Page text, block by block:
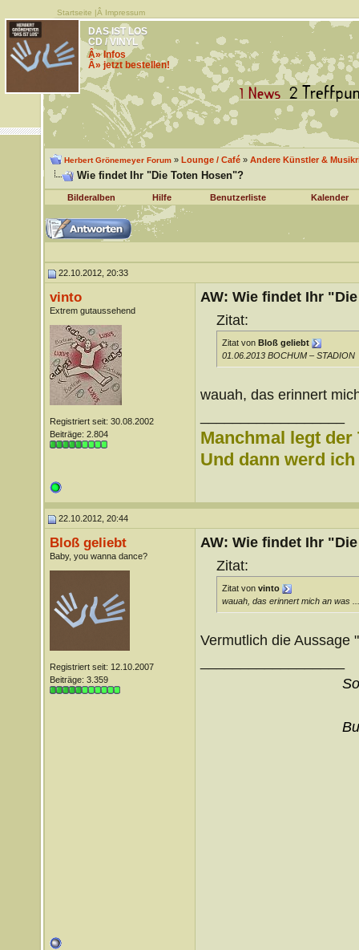
Startseite |Â Impressum
DAS IST LOS
CD / VINYL
Â» Infos
Â» jetzt bestellen!
Herbert Grönemeyer Forum» Lounge / Café» Andere Künstler &
Wie findet Ihr "Die Toten Hosen"?
Bilderalben Hilfe Benutzerliste Kalender
22.10.2012, 20:33
vinto
Extrem gutaussehend
Registriert seit: 30.08.2002
Beiträge: 2.804
AW: Wie findet Ihr
Zitat:
Zitat von Bloß geliebt
01.06.2013 BOCHUM – STADION
wauah, das erinnert
Manchmal legt
Und dann werd
22.10.2012, 20:44
Bloß geliebt
Baby, you wanna dance?
Registriert seit: 12.10.2007
Beiträge: 3.359
AW: Wie findet Ihr
Zitat:
Zitat von vinto
wauah, das erinnert mich an was
Vermutlich die Aussage